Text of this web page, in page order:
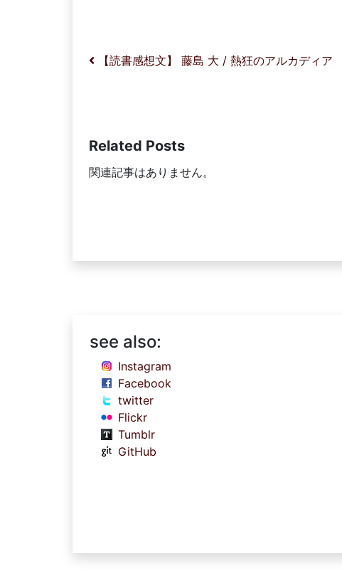
投稿ナビゲーション
【読書感想文】 藤島 大 / 熱狂のアルカディア
Related Posts
関連記事はありません。
see also:
Instagram
Facebook
twitter
Flickr
Tumblr
GitHub